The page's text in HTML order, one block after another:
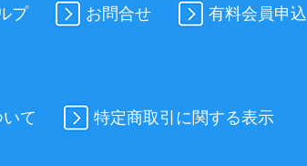
プ お問合せ 有料会員申込
て 特定商取引に関する表示